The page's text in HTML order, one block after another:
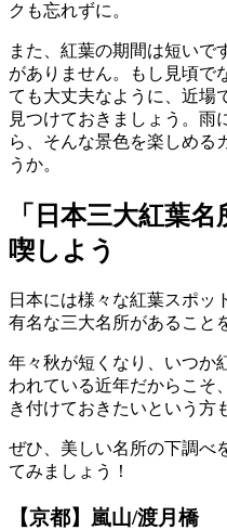
クも忘れずに。
また、紅葉の期間は短いで
がありません。もし見頃で
ても大丈夫なように、近場
見つけておきましょう。雨
ら、そんな景色を楽しめる
うか。
「日本三大紅葉
喫しよう
日本には様々な紅葉スポッ
有名な三大名所があること
年々秋が短くなり、いつか
われている近年だからこそ
き付けておきたいという方
ぜひ、美しい名所の下調べ
てみましょう！
【京都】嵐山/渡月橋